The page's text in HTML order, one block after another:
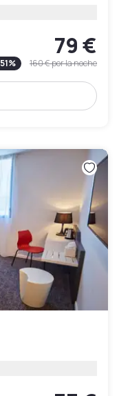
79 €
51% 160 €por la noche